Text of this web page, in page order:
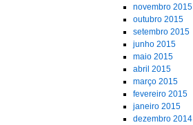
novembro 2015
outubro 2015
setembro 2015
junho 2015
maio 2015
abril 2015
março 2015
fevereiro 2015
janeiro 2015
dezembro 2014